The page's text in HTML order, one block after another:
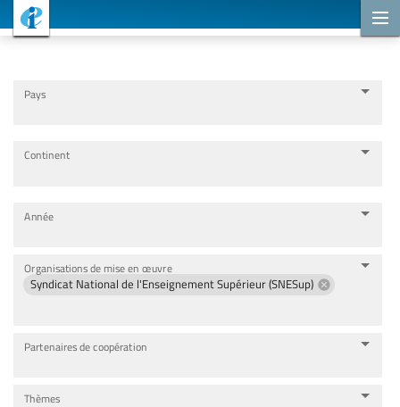
Pays
Continent
Année
Organisations de mise en œuvre
Syndicat National de l'Enseignement Supérieur (SNESup)
Partenaires de coopération
Thèmes